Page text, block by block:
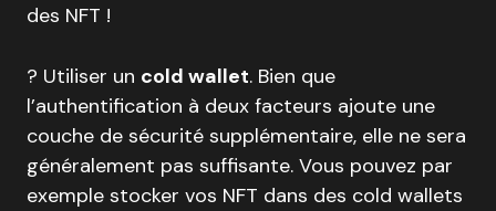
des NFT !
? Utiliser un cold wallet. Bien que
l’authentification à deux facteurs ajoute une
couche de sécurité supplémentaire, elle ne sera
généralement pas suffisante. Vous pouvez par
exemple stocker vos NFT dans des cold wallets